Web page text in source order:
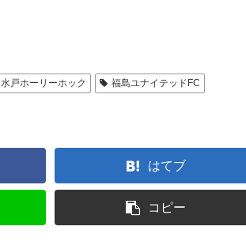
水戸ホーリーホック 福島ユナイテッドFC
はてブ
コピー